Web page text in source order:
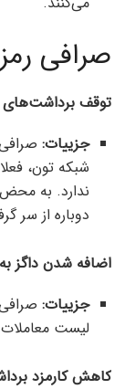
صرافی
توقف برداشت‌های
جزییات:
شبکه تون،
ندارد. به
دوباره از سر
اضافه شدن داگز
جزییات:
لیست
کاهش کارمزد